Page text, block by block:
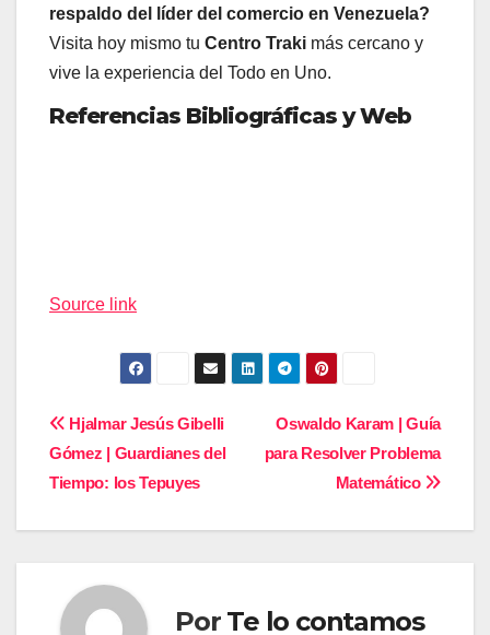
respaldo del líder del comercio en Venezuela?
Visita hoy mismo tu Centro Traki más cercano y
vive la experiencia del Todo en Uno.
Referencias Bibliográficas y Web
Source link
Navegación
de
entradas
Oswaldo Karam | Guía
para Resolver Problema
Matemático
Hjalmar Jesús Gibelli
Gómez | Guardianes del
Tiempo: los Tepuyes
Por Te lo contamos